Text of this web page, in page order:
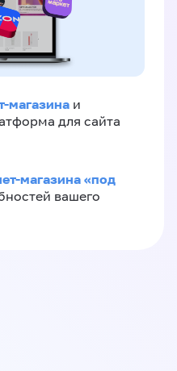
магазина и
для сайта
магазина «под
вашего